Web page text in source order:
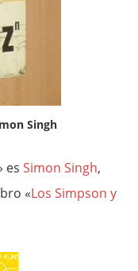
Singh
esSimon Singh,
«Los Simpson y